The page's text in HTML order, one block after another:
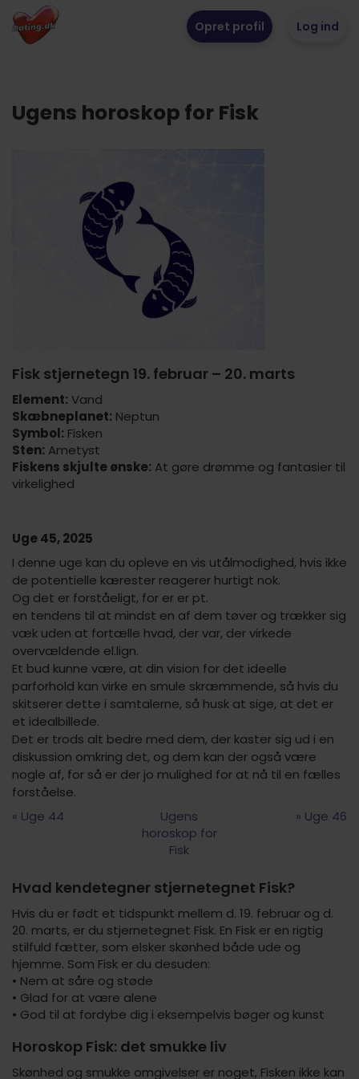
Opret profil Log ind
Ugens horoskop for Fisk
Fisk stjernetegn 19. februar – 20. marts
Element:Vand
Skæbneplanet: Neptun
Symbol: Fisken
Sten: Ametyst
Fiskens skjulte ønske: At gøre drømme og fantasier til
virkelighed
Uge 45, 2025
I denne uge kan du opleve en vis utålmodighed, hvis ikke
de potentielle kærester reagerer hurtigt nok.
Og det er forståeligt, for er er pt.
en tendens til at mindst en af dem tøver og trækker sig
væk uden at fortælle hvad, der var, der virkede
overvældende el.lign.
Et bud kunne være, at din vision for det ideelle
parforhold kan virke en smule skræmmende, så hvis du
skitserer dette i samtalerne, så husk at sige, at det er
et idealbillede.
Det er trods alt bedre med dem, der kaster sig ud i en
diskussion omkring det, og dem kan der også være
nogle af, for så er der jo mulighed for at nå til en fælles
forståelse.
« Uge 44
Ugens
horoskop for
Fisk
» Uge 46
Hvad kendetegner stjernetegnet Fisk?
Hvis du er født et tidspunkt mellem d. 19. februar og d.
20. marts, er du stjernetegnet Fisk. En Fisk er en rigtig
stilfuld fætter, som elsker skønhed både ude og
hjemme. Som Fisk er du desuden:
• Nem at såre og støde
• Glad for at være alene
• God til at fordybe dig i eksempelvis bøger og kunst
Horoskop Fisk: det smukke liv
Skønhed og smukke omgivelser er noget, Fisken ikke kan